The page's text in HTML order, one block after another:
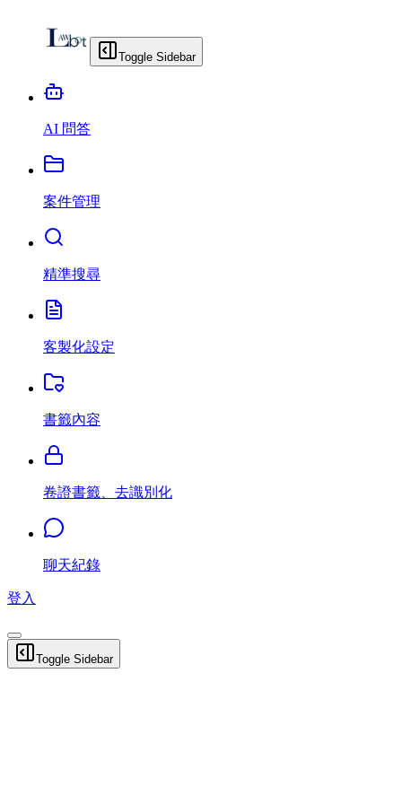
Toggle Sidebar
AI 問答
案件管理
精準搜尋
客製化設定
書籤內容
卷證書籤、去識別化
聊天紀錄
登入
Toggle Sidebar